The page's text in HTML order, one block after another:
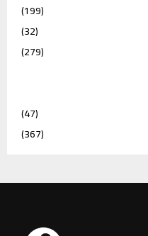
(199)
(32)
(279)
(47)
(367)